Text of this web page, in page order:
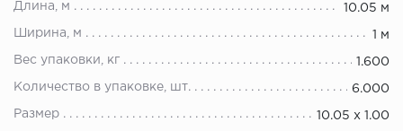
Длина, м 10.05 м
Ширина, м 1 м
Вес упаковки, кг 1.600
Количество в упаковке, шт. 6.000
Размер 10.05 х 1.00